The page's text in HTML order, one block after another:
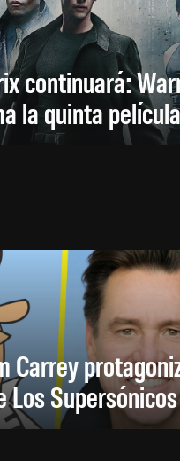
continuará:
la quinta película
Carrey
Supersónicos